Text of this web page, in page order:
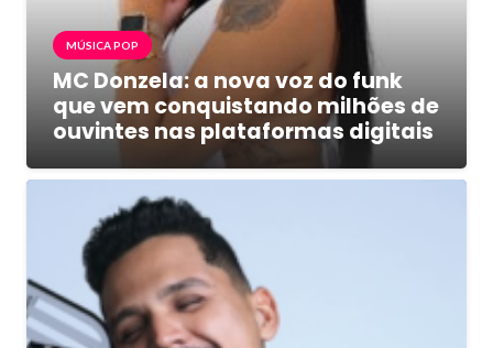
MÚSICA POP
MC Donzela: a nova voz do funk
que vem conquistando milhões de
ouvintes nas plataformas digitais